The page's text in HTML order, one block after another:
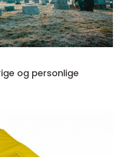
og personlige